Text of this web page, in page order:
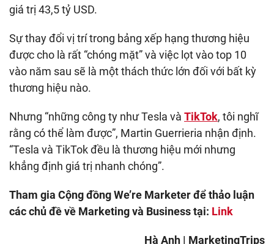
giá trị 43,5 tỷ USD.
Sự thay đổi vị trí trong bảng xếp hạng thương hiệu
được cho là rất “chóng mặt” và việc lọt vào top 10
vào năm sau sẽ là một thách thức lớn đối với bất kỳ
thương hiệu nào.
Nhưng “những công ty như Tesla và TikTok, tôi nghĩ
rằng có thể làm được”, Martin Guerrieria nhận định.
“Tesla và TikTok đều là thương hiệu mới nhưng
khẳng định giá trị nhanh chóng”.
Tham gia Cộng đồng We’re Marketer để thảo luận
các chủ đề về Marketing và Business tại: Link
Hà Anh | MarketingTrips